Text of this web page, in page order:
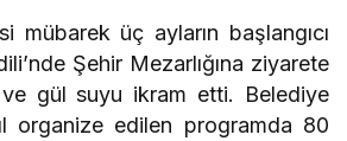
mübarek üç ayların başlangıcı
Şehir Mezarlığına ziyarete
gül suyu ikram etti. Belediye
organize edilen programda 80